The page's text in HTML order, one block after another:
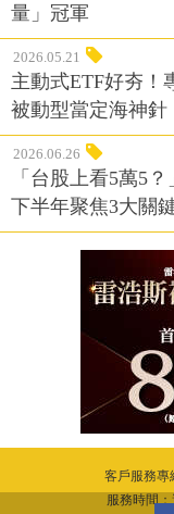
量」冠軍
2026.05.21
主動式ETF好夯！
被動型當定海神針
2026.06.26
「台股上看5萬5
下半年聚焦3大關
客戶服務專
服務時間